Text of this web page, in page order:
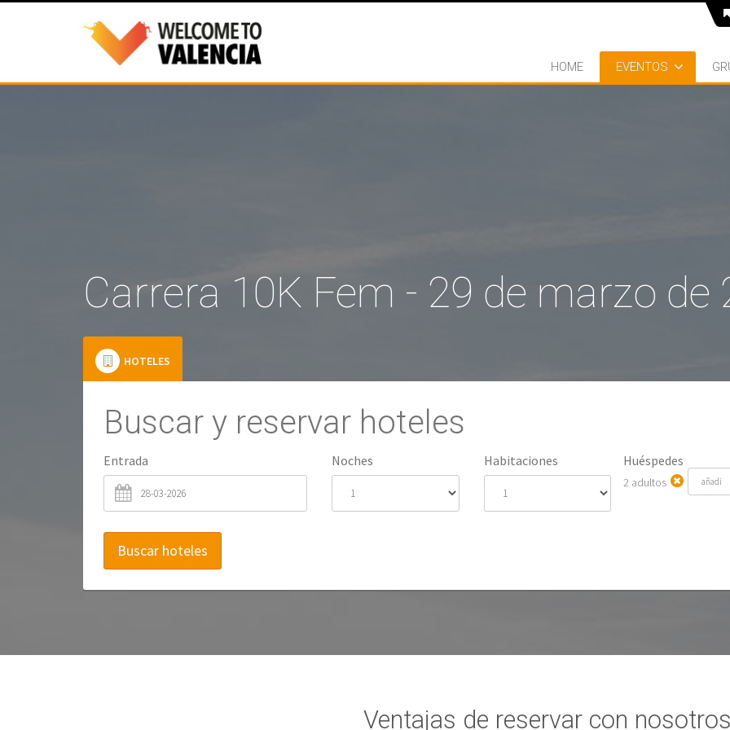
HOME EVENTOS
Carrera 10K Fem - 29 de marzo de
HOTELES
Buscar y reservar hoteles
Entrada Noches Habitaciones Huéspedes
2 adultos
Buscar hoteles
Ventajas de reservar con